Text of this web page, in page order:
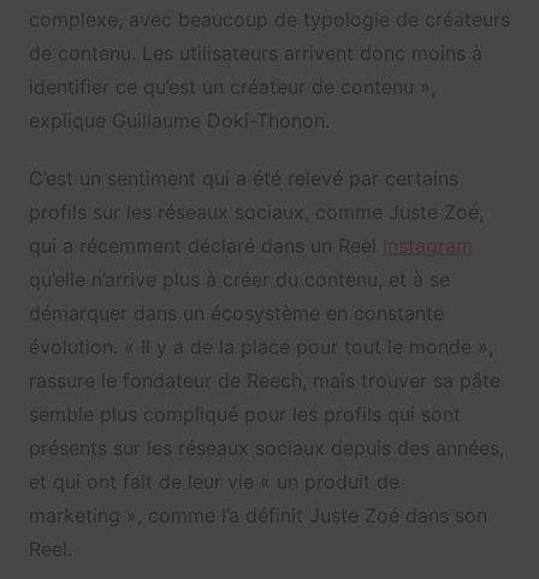
complexe, avec beaucoup de typologie de créateurs
de contenu. Les utilisateurs arrivent donc moins à
identifier ce qu’est un créateur de contenu »,
explique Guillaume Doki-Thonon.
C’est un sentiment qui a été relevé par certains
profils sur les réseaux sociaux, comme Juste Zoé,
qui a récemment déclaré dans un Reel
qu’elle n’arrive plus à créer du contenu, et à se
démarquer dans un écosystème en constante
évolution. « Il y a de la place pour tout le monde »,
rassure le fondateur de Reech, mais trouver sa pâte
semble plus compliqué pour les profils qui sont
présents sur les réseaux sociaux depuis des années,
et qui ont fait de leur vie « un produit de
marketing », comme l’a définit Juste Zoé dans son
Reel.